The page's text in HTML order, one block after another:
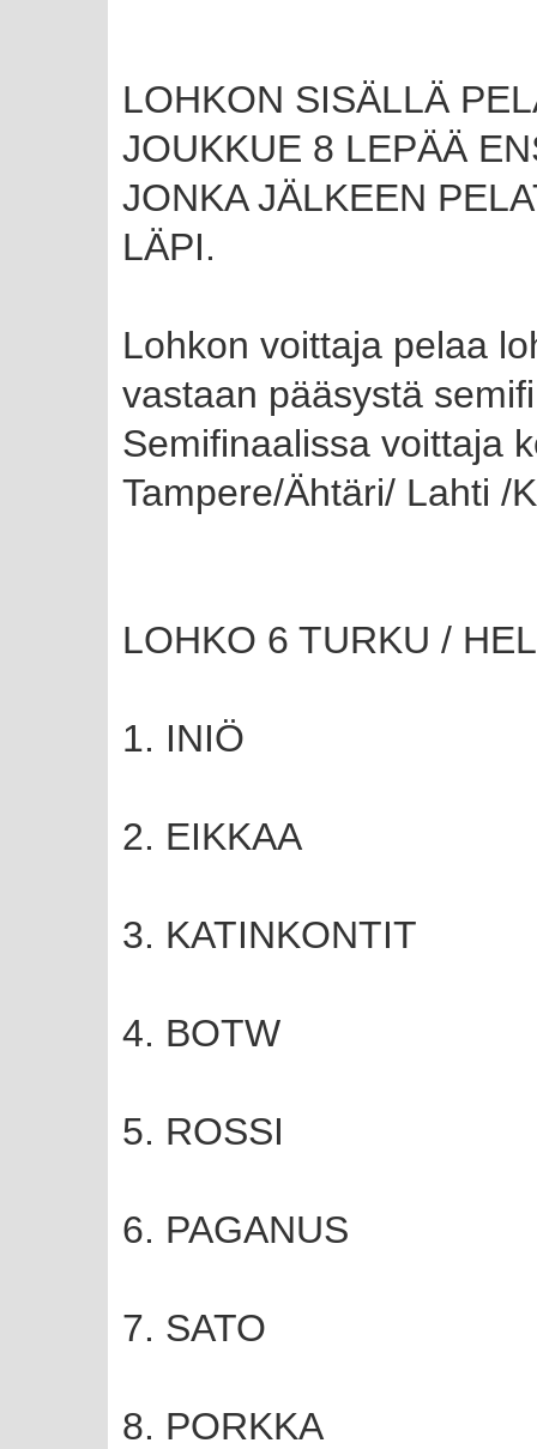
LOHKON SISÄLLÄ
JOUKKUE 8 LEPÄÄ
JONKA JÄLKEEN
LÄPI.
Lohkon voittaja pelaa
vastaan pääsystä
Semifinaalissa voittaja
Tampere/Ähtäri/ Lahti /
LOHKO 6 TURKU /
1. INIÖ
2. EIKKAA
3. KATINKONTIT
4. BOTW
5. ROSSI
6. PAGANUS
7. SATO
8. PORKKA